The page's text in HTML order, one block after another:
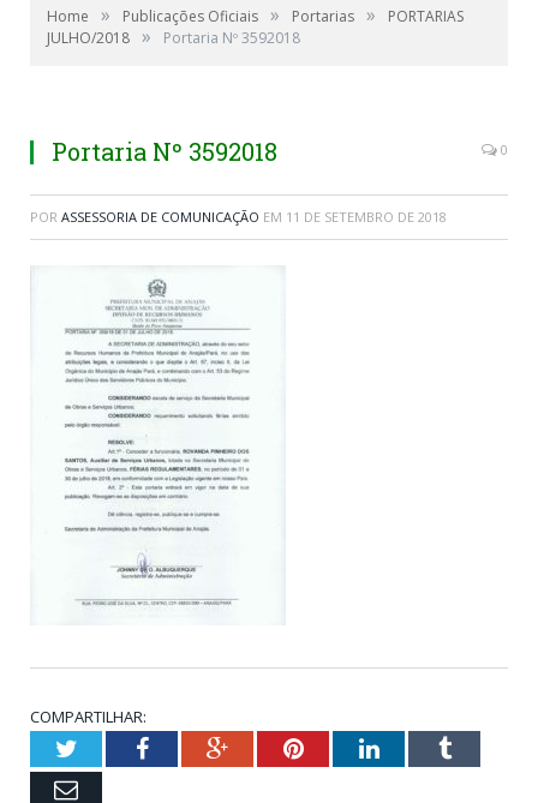
Home » Publicações Oficiais » Portarias »
PORTARIAS
JULHO/2018 » Portaria Nº 3592018
Portaria Nº 3592018 0
POR ASSESSORIA DE COMUNICAÇÃO EM 11 DE SETEMBRO DE 2018
COMPARTILHAR:
TwitterFacebookGoogle+PinterestLinkedInTumblr
Email